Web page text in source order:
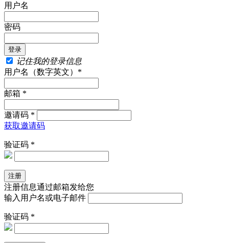
用户名
密码
记住我的登录信息
用户名（数字英文）*
邮箱 *
邀请码 *
获取邀请码
验证码 *
注册信息通过邮箱发给您
输入用户名或电子邮件
验证码 *